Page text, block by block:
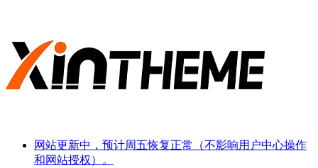
网站更新中，预计周五恢复正常（不影响用户中心操作
和网站授权）。